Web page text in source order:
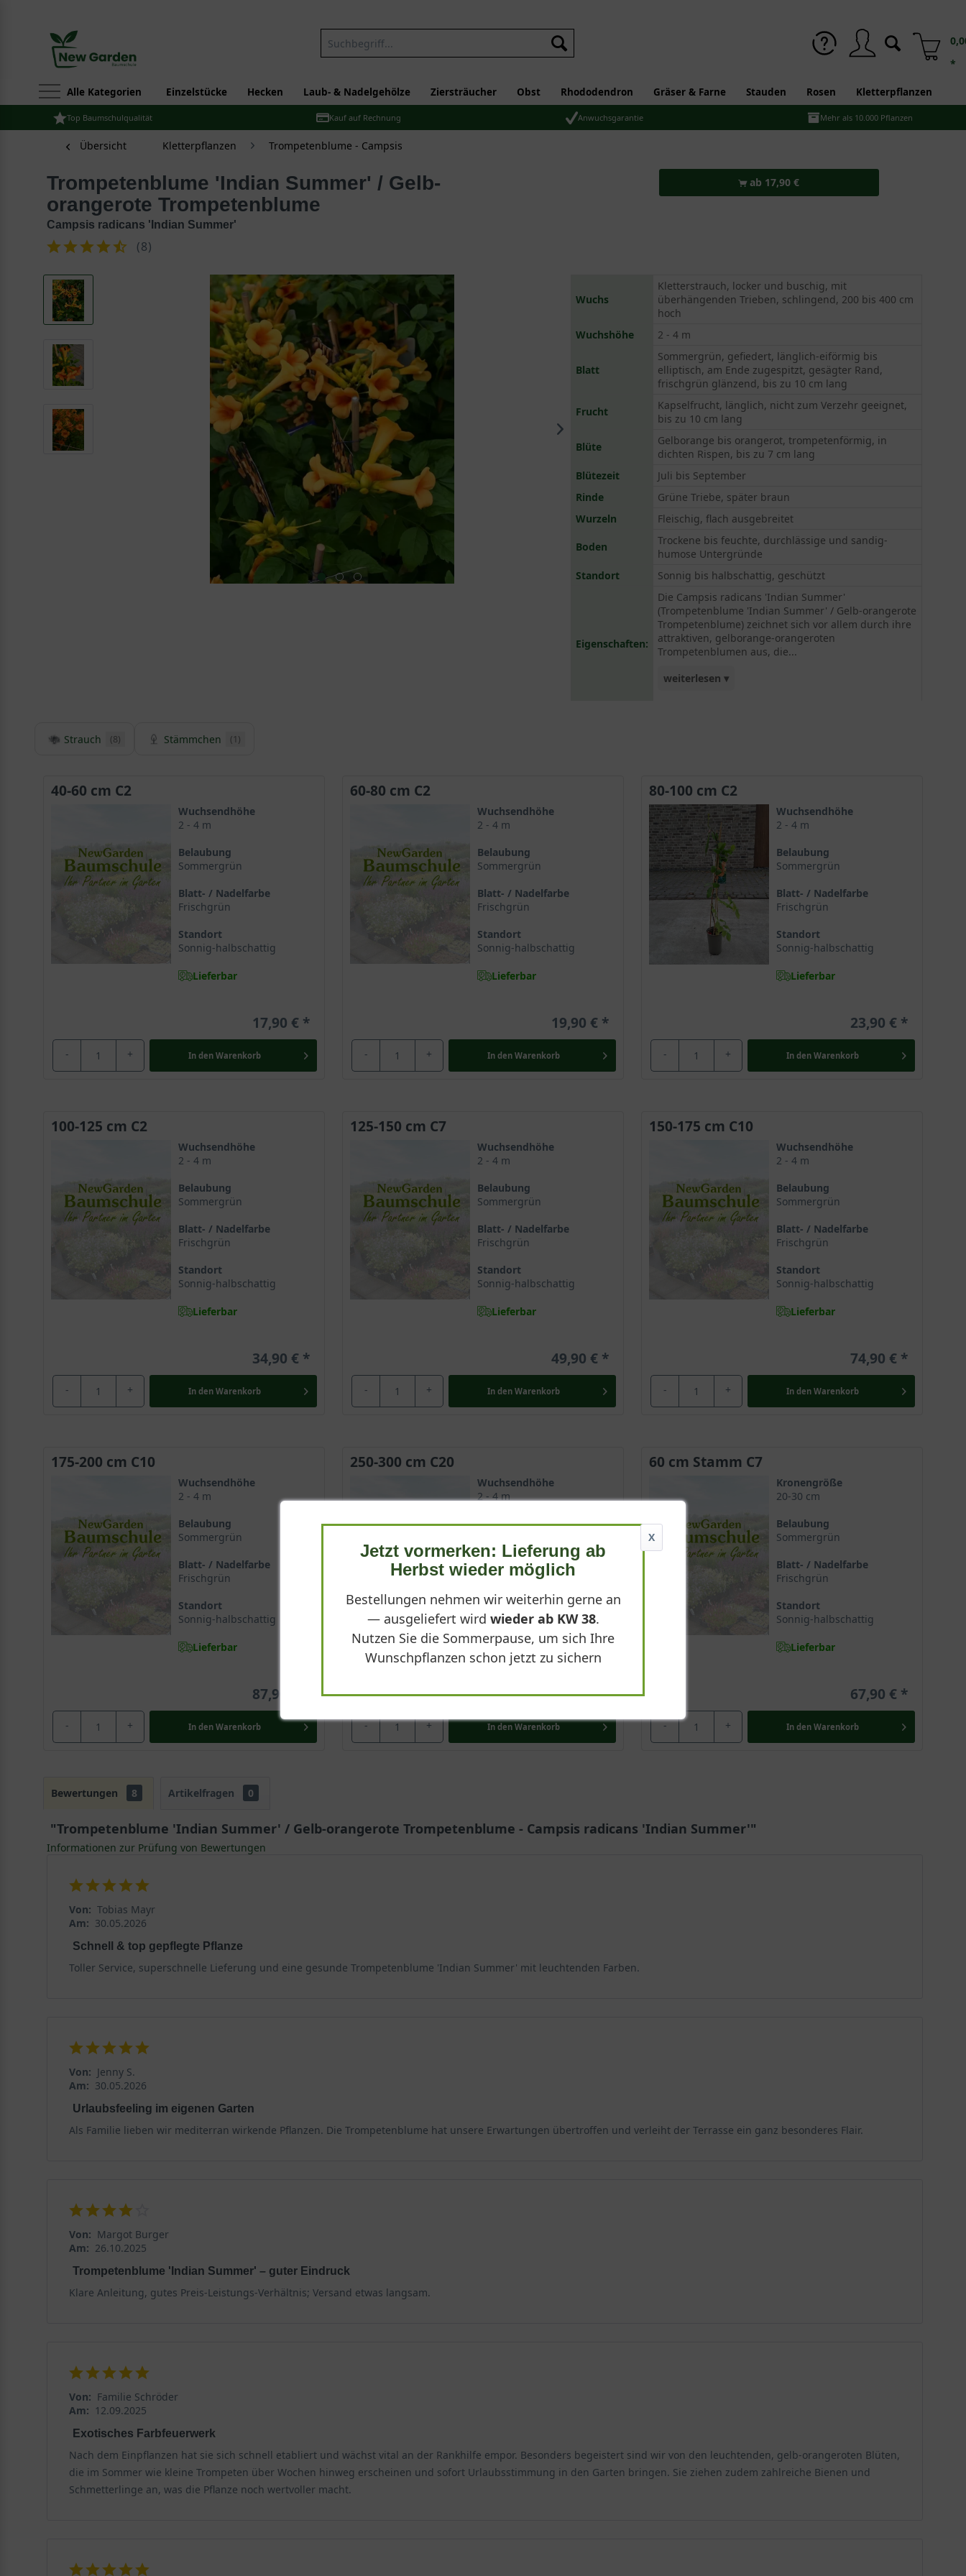
*
Alle Kategorien Einzelstücke Hecken Laub- & Nadelgehölze Ziersträucher Obst Rhododendron Gräser & Farne Stauden Rosen Kletterpflanzen
Top Baumschulqualität Kauf auf Rechnung Anwuchsgarantie Mehr als 10.000 Pflanzen
Übersicht Kletterpflanzen Trompetenblume - Campsis
Trompetenblume 'Indian Summer' / Gelb-
orangerote Trompetenblume
Campsis radicans 'Indian Summer'
(8)
ab 17,90 €
Wuchs
Kletterstrauch, locker und buschig, mit
überhängenden Trieben, schlingend, 200 bis 400 cm
hoch
Wuchshöhe
2 - 4 m
Blatt
Sommergrün, gefiedert, länglich-eiförmig bis
elliptisch, am Ende zugespitzt, gesägter Rand,
frischgrün glänzend, bis zu 10 cm lang
Frucht
Kapselfrucht, länglich, nicht zum Verzehr geeignet,
bis zu 10 cm lang
Blüte
Gelborange bis orangerot, trompetenförmig, in
dichten Rispen, bis zu 7 cm lang
Blütezeit
Juli bis September
Rinde
Grüne Triebe, später braun
Wurzeln
Fleischig, flach ausgebreitet
Boden
Trockene bis feuchte, durchlässige und sandig-
humose Untergründe
Standort
Sonnig bis halbschattig, geschützt
Eigenschaften:
Die Campsis radicans 'Indian Summer'
(Trompetenblume 'Indian Summer' / Gelb-orangerote
Trompetenblume) zeichnet sich vor allem durch ihre
attraktiven, gelborange-orangeroten
Trompetenblumen aus, die...
weiterlesen ▾
Strauch (8) Stämmchen (1)
40-60 cm C2
Wuchsendhöhe
2 - 4 m
Belaubung
Sommergrün
Blatt- / Nadelfarbe
Frischgrün
Standort
Sonnig-halbschattig
Lieferbar
17,90 €
- + In den Warenkorb
60-80 cm C2
Wuchsendhöhe
2 - 4 m
Belaubung
Sommergrün
Blatt- / Nadelfarbe
Frischgrün
Standort
Sonnig-halbschattig
Lieferbar
19,90 €
- + In den Warenkorb
80-100 cm C2
Wuchsendhöhe
2 - 4 m
Belaubung
Sommergrün
Blatt- / Nadelfarbe
Frischgrün
Standort
Sonnig-halbschattig
Lieferbar
23,90 €
- + In den Warenkorb
100-125 cm C2
Wuchsendhöhe
2 - 4 m
Belaubung
Sommergrün
Blatt- / Nadelfarbe
Frischgrün
Standort
Sonnig-halbschattig
Lieferbar
34,90 €
- + In den Warenkorb
125-150 cm C7
Wuchsendhöhe
2 - 4 m
Belaubung
Sommergrün
Blatt- / Nadelfarbe
Frischgrün
Standort
Sonnig-halbschattig
Lieferbar
49,90 €
- + In den Warenkorb
150-175 cm C10
Wuchsendhöhe
2 - 4 m
Belaubung
Sommergrün
Blatt- / Nadelfarbe
Frischgrün
Standort
Sonnig-halbschattig
Lieferbar
74,90 €
- + In den Warenkorb
175-200 cm C10
Wuchsendhöhe
2 - 4 m
Belaubung
Sommergrün
Blatt- / Nadelfarbe
Frischgrün
Standort
Sonnig-halbschattig
Lieferbar
87,90 €
- + In den Warenkorb
250-300 cm C20
Wuchsendhöhe
2 - 4 m
Belaubung
Blatt- / Nadelfarbe
Frischgrün
Standort
Sonnig-halbschattig
Lieferbar
167,90 €
- + In den Warenkorb
60 cm Stamm C7
Kronengröße
20-30 cm
Belaubung
Sommergrün
Blatt- / Nadelfarbe
Frischgrün
Standort
Sonnig-halbschattig
Lieferbar
67,90 €
- + In den Warenkorb
Bewertungen 8 Artikelfragen 0
"Trompetenblume 'Indian Summer' / Gelb-orangerote Trompetenblume - Campsis radicans 'Indian Summer'"
Informationen zur Prüfung von Bewertungen
Von: Tobias Mayr
Am: 30.05.2026
Schnell & top gepflegte Pflanze
Toller Service, superschnelle Lieferung und eine gesunde Trompetenblume 'Indian Summer' mit leuchtenden Farben.
Von: Jenny S.
Am: 30.05.2026
Urlaubsfeeling im eigenen Garten
Als Familie lieben wir mediterran wirkende Pflanzen. Die Trompetenblume hat unsere Erwartungen übertroffen und verleiht der Terrasse ein ganz besonderes Flair.
Von: Margot Burger
Am: 26.10.2025
Trompetenblume 'Indian Summer' – guter Eindruck
Klare Anleitung, gutes Preis-Leistungs-Verhältnis; Versand etwas langsam.
Von: Familie Schröder
Am: 12.09.2025
Exotisches Farbfeuerwerk
Nach dem Einpflanzen hat sie sich schnell etabliert und wächst vital an der Rankhilfe empor. Besonders begeistert sind wir von den leuchtenden, gelb-orangeroten Blüten,
die im Sommer wie kleine Trompeten über Wochen hinweg erscheinen und sofort Urlaubsstimmung in den Garten bringen. Sie ziehen zudem zahlreiche Bienen und
Schmetterlinge an, was die Pflanze noch wertvoller macht.
X
Jetzt vormerken: Lieferung ab
Herbst wieder möglich
Bestellungen nehmen wir weiterhin gerne an
— ausgeliefert wird wieder ab KW 38.
Nutzen Sie die Sommerpause, um sich Ihre
Wunschpflanzen schon jetzt zu sichern